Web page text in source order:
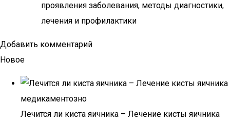
проявления заболевания, методы диагностики,
лечения и профилактики
Добавить комментарий
Новое
Лечится ли киста яичника – Лечение кисты яичника